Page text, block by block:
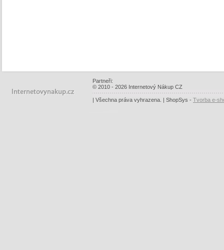
Partneři:
© 2010 - 2026 Internetový Nákup CZ
| Všechna práva vyhrazena. | ShopSys - Tvorba e-